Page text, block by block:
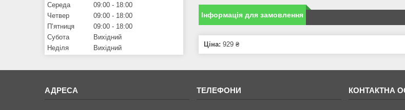
Інформація для замовлення
Ціна: 929 ₴
Середа
09:00
18:00
Четвер
09:00
18:00
Пʼятниця
09:00
18:00
Субота
Вихідний
Неділя
Вихідний